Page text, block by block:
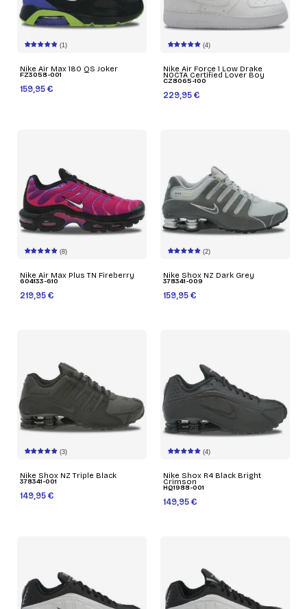
(1)
Nike Air Max 180 QS Joker
FZ3058-001
159,95 €
(4)
Nike Air Force 1 Low Drake
NOCTA Certified Lover Boy
CZ8065-100
229,95 €
(8)
Nike Air Max Plus TN Fireberry
604133-610
219,95 €
(2)
Nike Shox NZ Dark Grey
378341-009
159,95 €
(3)
Nike Shox NZ Triple Black
378341-001
149,95 €
(4)
Nike Shox R4 Black Bright
Crimson
HQ1988-001
149,95 €